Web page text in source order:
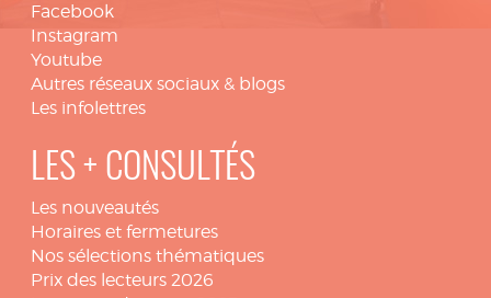
Facebook
Instagram
Youtube
Autres réseaux sociaux & blogs
Les infolettres
LES + CONSULTÉS
Les nouveautés
Horaires et fermetures
Nos sélections thématiques
Prix des lecteurs 2026